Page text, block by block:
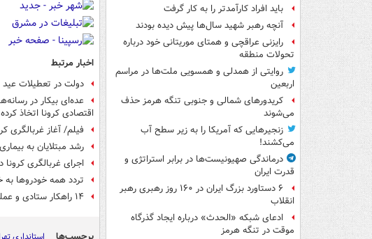
باید افراد کارآمدتر را به کار گرفت
آنچه رهبر شهید سال‌ها پیش دیده بودند
رایزنی عراقچی و همتای موریتانی خود درباره
تحولات منطقه
روایتی از همدلی و همسویی ملت‌ها در مراسم
اربعین
کریدورهای شمالی و جنوبی تنگه هرمز حذف
می‌شوند
زنجیرهایی که آمریکا را به زیر سطح آب
می‌کشند!
درماندگی صهیونیست‌ها در برابر استراتژی و
قدرت ایران
۶ دستاورد بزرگ ایران در ۱۶۰ روز رهبری رهبر
انقلاب
ادعای شبکه «الحدث» درباره ایجاد گذرگاه
موقت در تنگه هرمز
اخبار مرتبط
دولت در تعطیلات عید
عده‌ای بیکار در
اقتصادی کرونا اتخاذ
فیلم/ آغاز غربالگری
رشد مبتلایان به
اجرای غربالگری کرونا در خروجی ۱۳ استان توسط
تردد همه خودروها به
۱۴ راهکار ستادی و عملیاتی برای مقابله پرشتاب با کرونا